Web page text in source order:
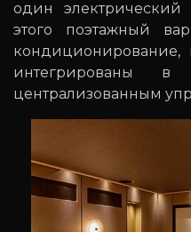
один
этого поэтажный
интегрированы
централизованным